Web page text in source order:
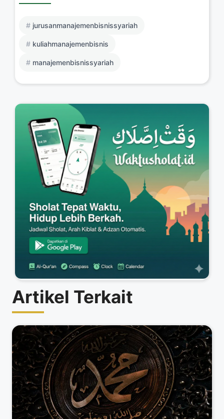
jurusanmanajemenbisnissyariah
kuliahmanajemenbisnis
manajemenbisnissyariah
Artikel Terkait